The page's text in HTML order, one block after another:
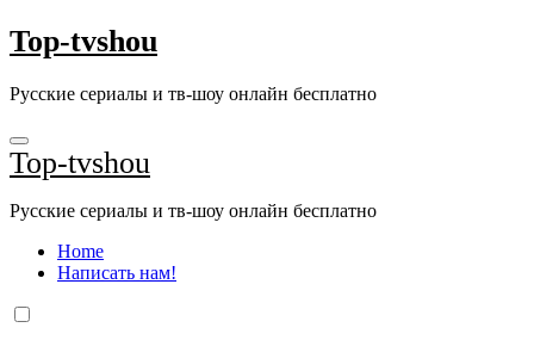
Перейти
к
Top-tvshou
Русские сериалы и тв-шоу онлайн бесплатно
Top-tvshou
Русские сериалы и тв-шоу онлайн бесплатно
Home
Написать нам!